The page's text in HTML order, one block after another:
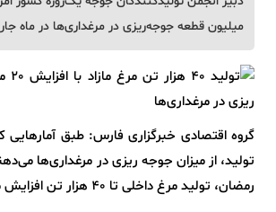
میلیون قطعه‌ جوجه‌ریزی در مرغداری‌ها در ماه
گروه اقتصادی خبرگزاری فارس: طبق آمارهایی
تولید، از میزان جوجه ریزی در مرغداری‌ها
رمضان، تولید مرغ داخلی تا 40 هزار تن افزایش می‌یابد.